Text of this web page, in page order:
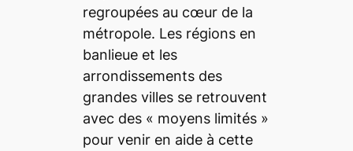
regroupées au cœur de la
métropole. Les régions en
banlieue et les
arrondissements des
grandes villes se retrouvent
avec des « moyens limités »
pour venir en aide à cette